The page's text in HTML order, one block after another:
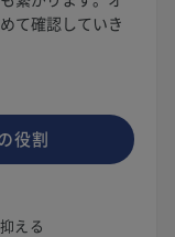
て確認していき
役割
える